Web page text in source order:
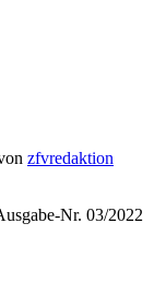
zfvredaktion
Nr. 03/2022